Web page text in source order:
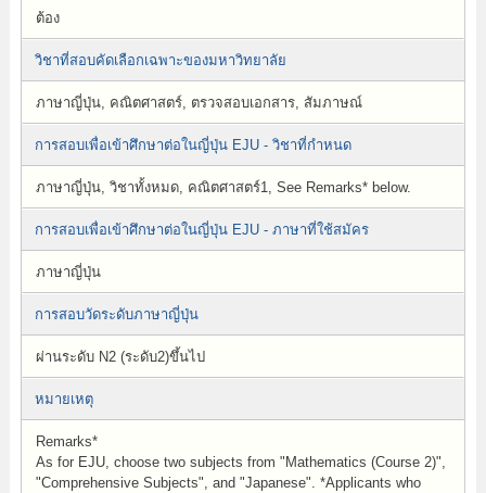
ต้อง
วิชาที่สอบคัดเลือกเฉพาะของมหาวิทยาลัย
ภาษาญี่ปุ่น, คณิตศาสตร์, ตรวจสอบเอกสาร, สัมภาษณ์
การสอบเพื่อเข้าศึกษาต่อในญี่ปุ่น EJU - วิชาที่กำหนด
ภาษาญี่ปุ่น, วิชาทั้งหมด, คณิตศาสตร์1, See Remarks* below.
การสอบเพื่อเข้าศึกษาต่อในญี่ปุ่น EJU - ภาษาที่ใช้สมัคร
ภาษาญี่ปุ่น
การสอบวัดระดับภาษาญี่ปุ่น
ผ่านระดับ N2 (ระดับ2)ขึ้นไป
หมายเหตุ
Remarks*
As for EJU, choose two subjects from "Mathematics (Course 2)",
"Comprehensive Subjects", and "Japanese". *Applicants who